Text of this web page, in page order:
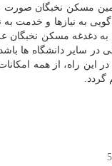
تأمین مسکن نخبگان
به نیازها و خدمت
دغدغه مسکن نخبگان
در سایر دانشگاه ها
راه، از همه
گردد.
5